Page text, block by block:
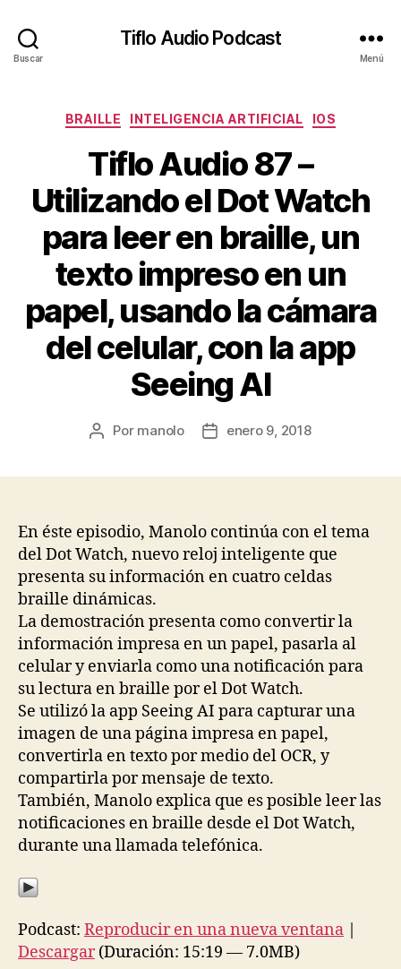
Buscar
Tiflo Audio Podcast
Menú
Categorías
BRAILLE INTELIGENCIA ARTIFICIAL IOS
Tiflo Audio 87 –
Utilizando el Dot Watch
para leer en braille, un
texto impreso en un
papel, usando la cámara
del celular, con la app
Seeing AI
Autor
Por manolo
Fechaenero 9, 2018
En éste episodio, Manolo continúa con el tema
del Dot Watch, nuevo reloj inteligente que
presenta su información en cuatro celdas
braille dinámicas.
La demostración presenta como convertir la
información impresa en un papel, pasarla al
celular y enviarla como una notificación para
su lectura en braille por el Dot Watch.
Se utilizó la app Seeing AI para capturar una
imagen de una página impresa en papel,
convertirla en texto por medio del OCR, y
compartirla por mensaje de texto.
También, Manolo explica que es posible leer las
notificaciones en braille desde el Dot Watch,
durante una llamada telefónica.
Podcast: Reproducir en una nueva ventana |
Descargar(Duración: 15:19 — 7.0MB)